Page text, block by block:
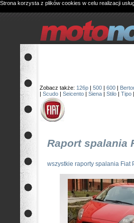
Strona korzysta z plików cookies w celu realizacji
Zobacz także: 126p | 500 | 600 |
| Scudo | Seicento | Siena | Stilo | Tipo |
Raport spalania
wszystkie raporty spalania Fiat